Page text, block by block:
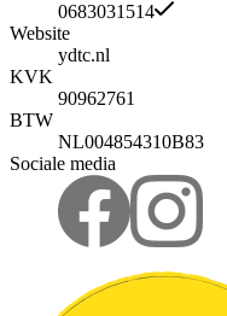
0683031514
Website
ydtc.nl
KVK
90962761
BTW
NL004854310B83
Sociale media